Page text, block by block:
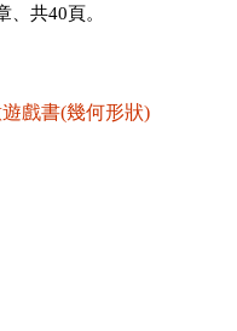
共40頁。
戲書(幾何形狀)